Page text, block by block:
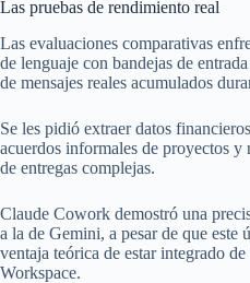
Las pruebas de rendimiento real
Las evaluaciones comparativas
de lenguaje con bandejas de
de mensajes reales acumulados
Se les pidió extraer datos
acuerdos informales de proyectos
de entregas complejas.
Claude Cowork demostró una
a la de Gemini, a pesar de que este
ventaja teórica de estar integrado
Workspace.